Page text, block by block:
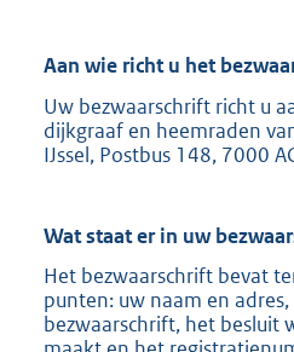
Aan wie richt u het
Uw bezwaarschrift richt u
dijkgraaf en heemraden
IJssel, Postbus 148, 7000
Wat staat er in uw
Het bezwaarschrift bevat
punten: uw naam en
bezwaarschrift, het besluit